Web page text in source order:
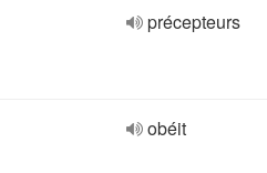
précepteurs
obéit